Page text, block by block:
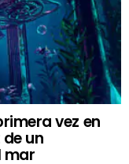
vez en
un
mar